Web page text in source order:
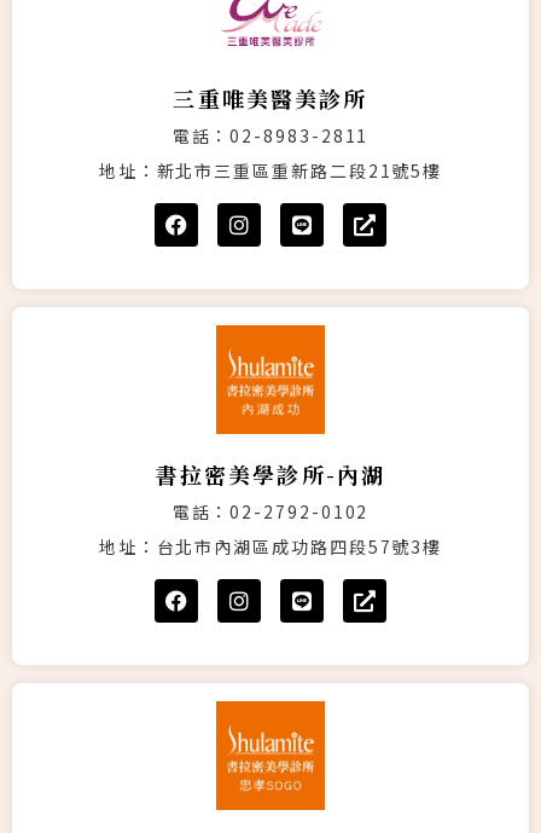
三重唯美醫美診所
電話：02-8983-2811
地址：新北市三重區重新路二段21號5樓
書拉密美學診所-內湖
電話：02-2792-0102
地址：台北市內湖區成功路四段57號3樓